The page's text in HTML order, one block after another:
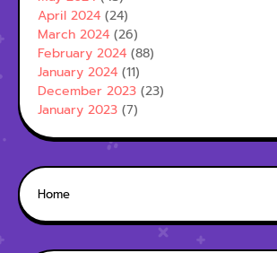
April 2024 (24)
March 2024 (26)
February 2024 (88)
January 2024 (11)
December 2023 (23)
January 2023 (7)
Home